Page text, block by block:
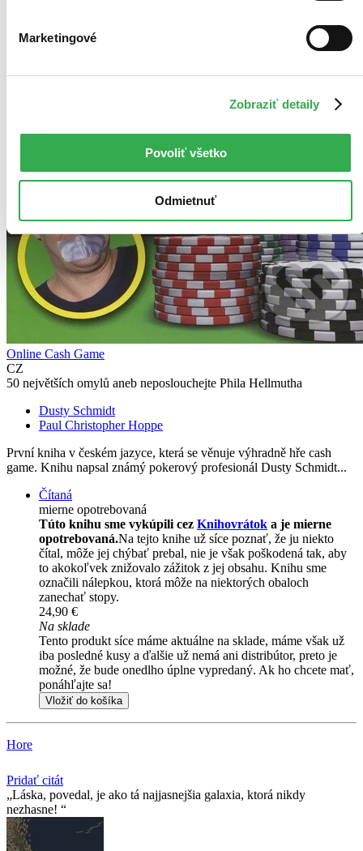
Marketingové
Zobraziť detaily
Povoliť všetko
Odmietnuť
Online Cash Game
CZ
50 největších omylů aneb neposlouchejte Phila Hellmutha
Dusty Schmidt
Paul Christopher Hoppe
První kniha v českém jazyce, která se věnuje výhradně hře cash
game. Knihu napsal známý pokerový profesionál Dusty Schmidt...
Čítaná
mierne opotrebovaná
Túto knihu sme vykúpili cez Knihovrátok a je mierne
opotrebovaná.Na tejto knihe už síce poznať, že ju niekto
čítal, môže jej chýbať prebal, nie je však poškodená tak, aby
to akokoľvek znižovalo zážitok z jej obsahu. Knihu sme
označili nálepkou, ktorá môže na niektorých obaloch
zanechať stopy.
24,90 €
Na sklade
Tento produkt síce máme aktuálne na sklade, máme však už
iba posledné kusy a ďalšie už nemá ani distribútor, preto je
možné, že bude onedlho úplne vypredaný. Ak ho chcete mať,
ponáhľajte sa!
Vložiť do košíka
Hore
Pridať citát
Láska, povedal, je ako tá najjasnejšia galaxia, ktorá nikdy
nezhasne!